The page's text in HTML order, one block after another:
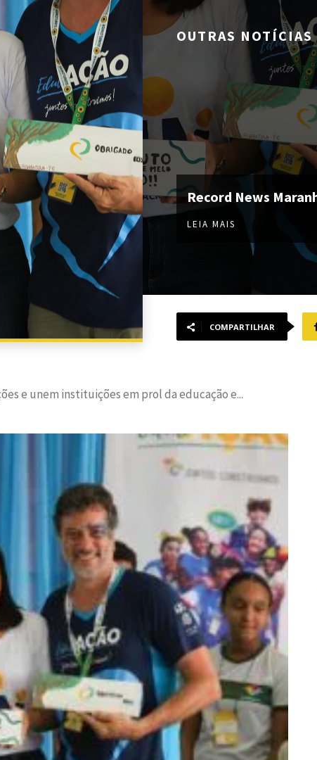
OUTRAS NOTÍCIAS
Record News
LEIA MAIS
COMPARTILHAR
e unem instituições em prol da educação e...